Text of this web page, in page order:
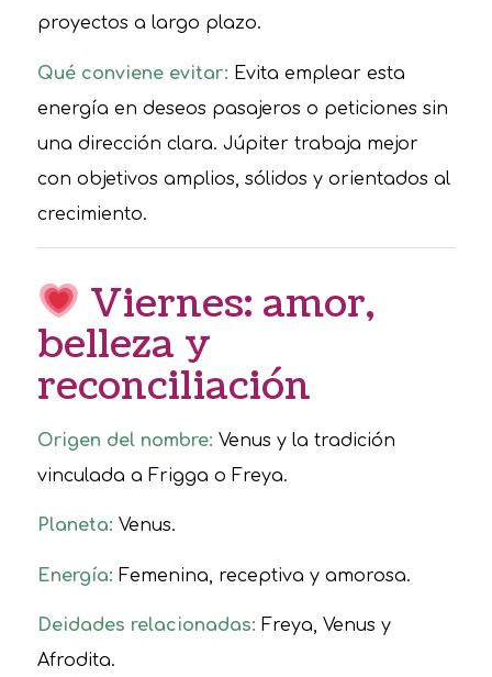
proyectos a largo plazo.
Qué conviene evitar: Evita emplear esta
energía en deseos pasajeros o peticiones sin
una dirección clara. Júpiter trabaja mejor
con objetivos amplios, sólidos y orientados al
crecimiento.
Viernes: amor,
belleza y
reconciliación
Origen del nombre: Venus y la tradición
vinculada a Frigga o Freya.
Planeta: Venus.
Energía: Femenina, receptiva y amorosa.
Deidades relacionadas: Freya, Venus y
Afrodita.